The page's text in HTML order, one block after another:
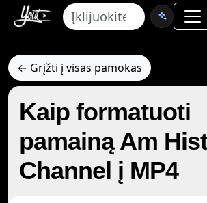
← Grįžti į visas pamokas
Kaip formatuoti
pamainą Am
Channel į MP4